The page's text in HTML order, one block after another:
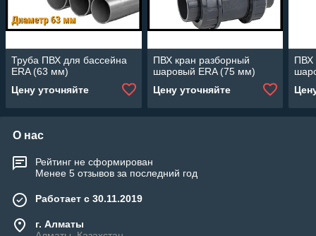
Труба ПВХ для бассейна
ERA (63 мм)
Цену уточняйте
ПВХ кран разборный
шаровый ERA (75 мм)
Цену уточняйте
ПВХ
О нас
Рейтинг не сформирован
Менее 5 отзывов за последний год
Работает с 30.11.2019
г. Алматы